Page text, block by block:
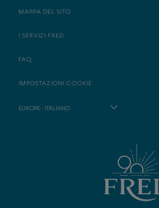
MAPPA DEL SITO
I SERVIZI FRED
FAQ
IMPOSTAZIONI COOKIE
EUROPE - ITALIANO